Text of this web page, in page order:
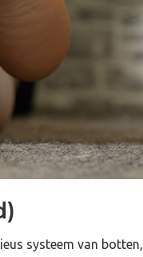
systeem van